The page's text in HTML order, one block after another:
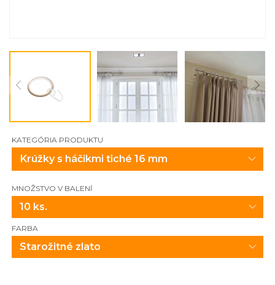
KATEGÓRIA PRODUKTU
MNOŽSTVO V BALENÍ
10 ks.
FARBA
Starožitné zlato